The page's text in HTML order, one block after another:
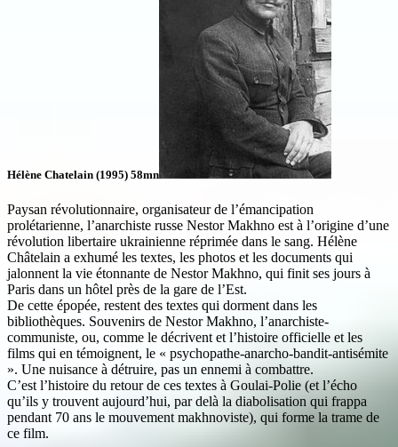
Hélène Chatelain (1995) 58mn
Paysan révolutionnaire, organisateur de l’émancipation
prolétarienne, l’anarchiste russe Nestor Makhno est à l’origine d’une
révolution libertaire ukrainienne réprimée dans le sang. Hélène
Châtelain a exhumé les textes, les photos et les documents qui
jalonnent la vie étonnante de Nestor Makhno, qui finit ses jours à
Paris dans un hôtel près de la gare de l’Est.
De cette épopée, restent des textes qui dorment dans les
bibliothèques. Souvenirs de Nestor Makhno, l’anarchiste-
communiste, ou, comme le décrivent et l’histoire officielle et les
films qui en témoignent, le « psychopathe-anarcho-bandit-antisémite
». Une nuisance à détruire, pas un ennemi à combattre.
C’est l’histoire du retour de ces textes à Goulai-Polie (et l’écho
qu’ils y trouvent aujourd’hui, par delà la diabolisation qui frappa
pendant 70 ans le mouvement makhnoviste), qui forme la trame de
ce film.